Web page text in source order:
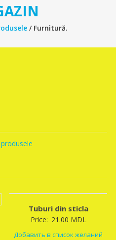
/ Furnitură.
Tuburi din sticla
Price: 21.00 MDL
Добавить в список желаний